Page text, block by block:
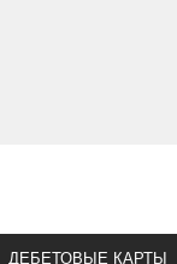
ДЕБЕТОВЫЕ КАРТЫ